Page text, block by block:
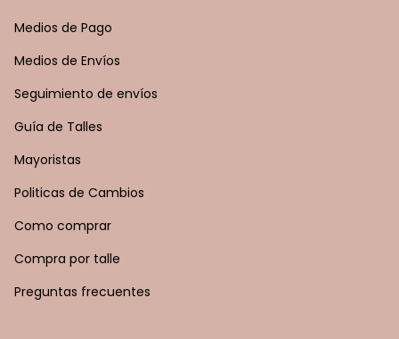
Medios de Pago
Medios de Envíos
Seguimiento de envíos
Guía de Talles
Mayoristas
Politicas de Cambios
Como comprar
Compra por talle
Preguntas frecuentes